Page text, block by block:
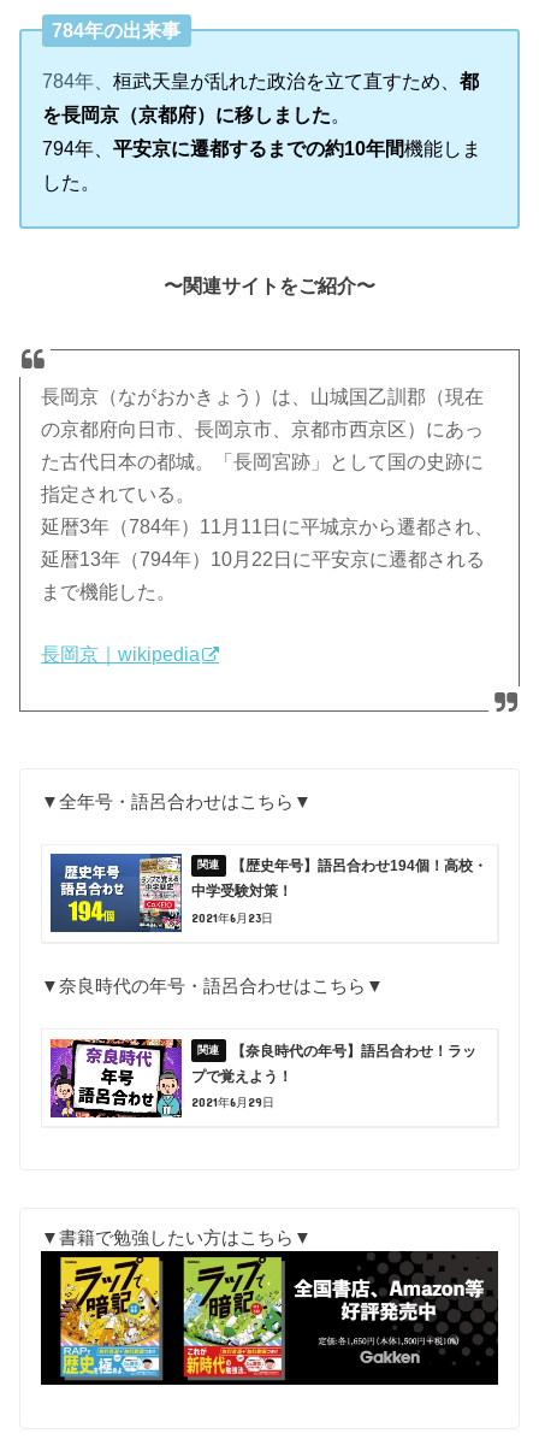
784年の出来事
784年、桓武天皇が乱れた政治を立て直すため、都
を長岡京（京都府）に移しました。
794年、平安京に遷都するまでの約10年間機能しま
した。
〜関連サイトをご紹介〜
長岡京（ながおかきょう）は、山城国乙訓郡（現在
の京都府向日市、長岡京市、京都市西京区）にあっ
た古代日本の都城。「長岡宮跡」として国の史跡に
指定されている。
延暦3年（784年）11月11日に平城京から遷都され、
延暦13年（794年）10月22日に平安京に遷都される
まで機能した。
長岡京｜wikipedia
▼全年号・語呂合わせはこちら▼
【歴史年号】語呂合わせ194個！高校・
中学受験対策！
2021年6月23日
▼奈良時代の年号・語呂合わせはこちら▼
【奈良時代の年号】語呂合わせ！ラッ
プで覚えよう！
2021年6月29日
▼書籍で勉強したい方はこちら▼